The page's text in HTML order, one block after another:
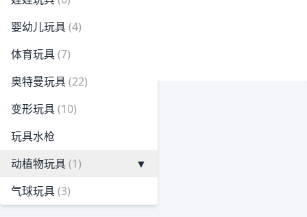
婴幼儿玩具(4)
体育玩具(7)
奥特曼玩具(22)
变形玩具(10)
玩具水枪
动植物玩具(1)
▼
气球玩具(3)